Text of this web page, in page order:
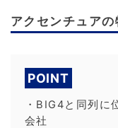
アクセンチュアの
POINT
・BIG4と同列に
会社